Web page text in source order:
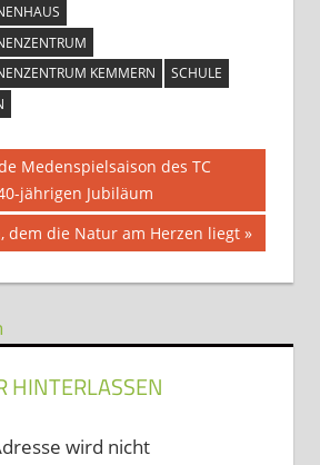
KEMMERN
SCHULE
Medenspielsaison des TC
jährigen Jubiläum
dem die Natur am Herzen liegt
HINTERLASSEN
wird nicht